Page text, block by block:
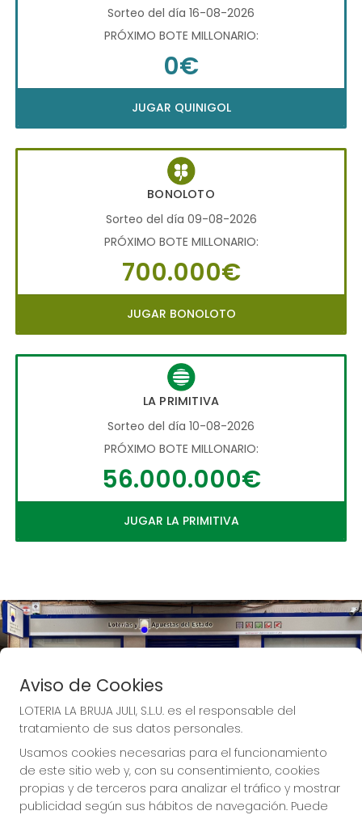
Sorteo del día 16-08-2026
PRÓXIMO BOTE MILLONARIO:
0€
JUGAR QUINIGOL
BONOLOTO
Sorteo del día 09-08-2026
PRÓXIMO BOTE MILLONARIO:
700.000€
JUGAR BONOLOTO
LA PRIMITIVA
Sorteo del día 10-08-2026
PRÓXIMO BOTE MILLONARIO:
56.000.000€
JUGAR LA PRIMITIVA
Aviso de Cookies
LOTERIA LA BRUJA JULI, S.L.U. es el responsable del
tratamiento de sus datos personales.
Usamos cookies necesarias para el funcionamiento
de este sitio web y, con su consentimiento, cookies
propias y de terceros para analizar el tráfico y mostrar
publicidad según sus hábitos de navegación. Puede